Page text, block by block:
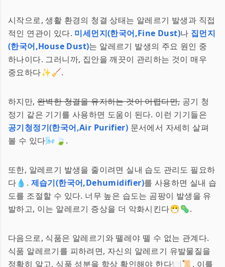
시작으로, 생활 환경의 청결 상태는 알레르기 발생과 직접
적인 연관이 있다. 미세먼지(한국어,Fine Dust)나 집먼지
(한국어,House Dust)는 알레르기 발생의 주요 원인 중
하나이다. 그러니까, 집안을 깨끗이 관리하는 것이 매우
중요하다✨🧹.
하지만, 완벽한 청결을 유지하는 것이 어렵다면,공기 청
정기 같은 기기를 사용하면 도움이 된다. 이런 기기들은
공기청정기(한국어,Air Purifier) 문서에서 자세히 살펴
볼 수 있다🌬️🍃.
또한, 알레르기 발생을 줄이려면 실내 습도 관리도 필요하
다💧. 제습기(한국어,Dehumidifier)를 사용하면 실내 습
도를 조절할 수 있다. 너무 높은 습도는 곰팡이 발생을 유
발하고, 이는 알레르기 증상을 더 악화시킨다😷🦠.
다음으로, 식품은 알레르기와 뗄레야 뗄 수 없는 관계다.
식품 알레르기를 피하려면, 자신의 알레르기 유발물질을
정확히 알고, 식품 성분을 항상 확인해야 한다🍽️📜. 이를